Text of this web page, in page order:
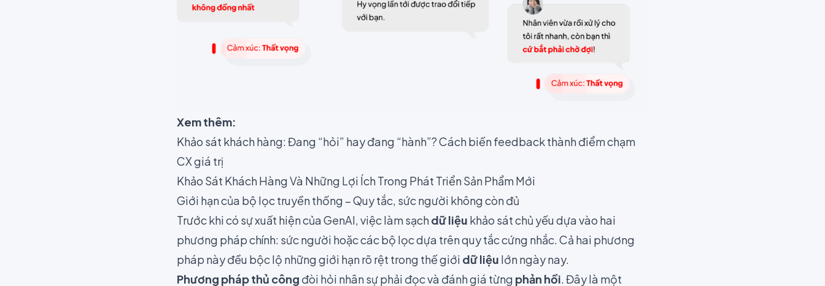
Xem thêm:
Khảo sát khách hàng: Đang “hỏi” hay đang “hành”? Cách biến feedback thành điểm chạm
CX giá trị
Khảo Sát Khách Hàng Và Những Lợi Ích Trong Phát Triển Sản Phẩm Mới
Giới hạn của bộ lọc truyền thống – Quy tắc, sức người không còn đủ
Trước khi có sự xuất hiện của GenAI, việc làm sạchdữ liệu khảo sát chủ yếu dựa vào hai
phương pháp chính: sức người hoặc các bộ lọc dựa trên quy tắc cứng nhắc. Cả hai phương
pháp này đều bộc lộ những giới hạn rõ rệt trong thế giới dữ liệu lớn ngày nay.
Phương pháp thủ công đòi hỏi nhân sự phải đọc và đánh giá từng phản hồi. Đây là một